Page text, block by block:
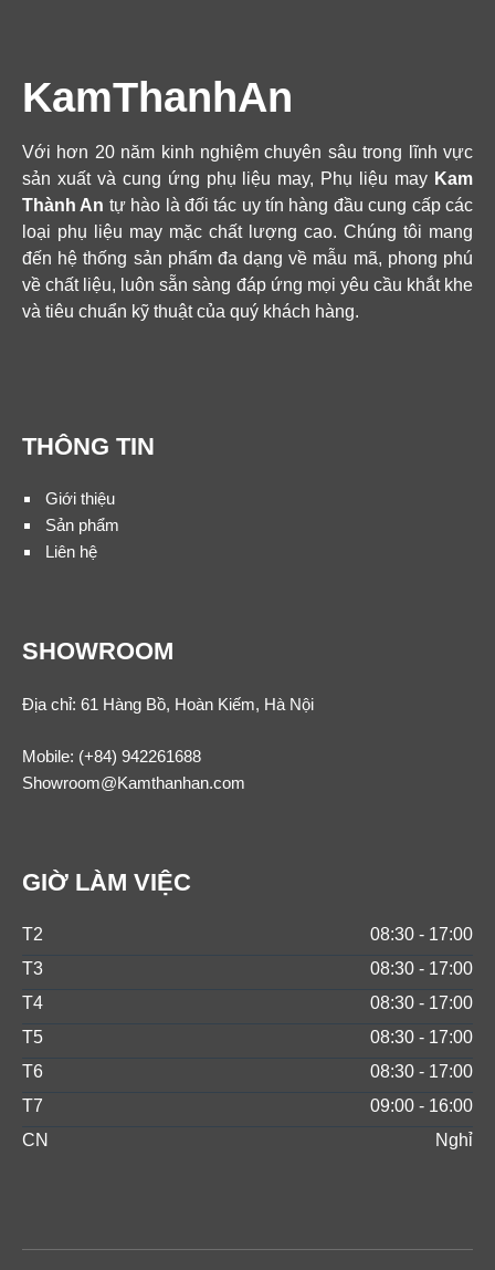
KamThanhAn
Với hơn 20 năm kinh nghiệm chuyên sâu trong lĩnh vực
sản xuất và cung ứng phụ liệu may, Phụ liệu may Kam
Thành An tự hào là đối tác uy tín hàng đầu cung cấp các
loại phụ liệu may mặc chất lượng cao. Chúng tôi mang
đến hệ thống sản phẩm đa dạng về mẫu mã, phong phú
về chất liệu, luôn sẵn sàng đáp ứng mọi yêu cầu khắt khe
và tiêu chuẩn kỹ thuật của quý khách hàng.
THÔNG TIN
Giới thiệu
Sản phẩm
Liên hệ
SHOWROOM
Địa chỉ: 61 Hàng Bồ, Hoàn Kiếm, Hà Nội
Mobile: (+84) 942261688
Showroom@Kamthanhan.com
GIỜ LÀM VIỆC
T2
08:30 - 17:00
T3
08:30 - 17:00
T4
08:30 - 17:00
T5
08:30 - 17:00
T6
08:30 - 17:00
T7
09:00 - 16:00
CN
Nghỉ